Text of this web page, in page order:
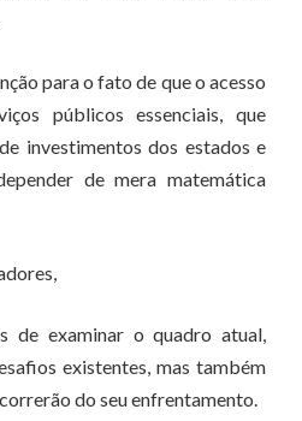
para o fato de que o acesso
públicos essenciais, que
investimentos dos estados e
de mera matemática
de examinar o quadro atual,
existentes, mas também
do seu enfrentamento.